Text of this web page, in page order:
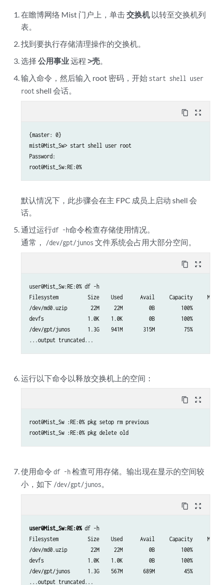
在瞻博网络 Mist 门户上，单击交换机以转至交换机列
表。
找到要执行存储清理操作的交换机。
选择公用事业远程>壳。
输入命令，然后输入 root 密码，开始 start shell user
rootshell 会话。
content_copy zoom_out_map
{master: 0}
mist@Mist_Sw> start shell user root
Password:
root@Mist_Sw:RE:0%
默认情况下，此步骤会在主 FPC 成员上启动 shell 会
话。
通过运行df -h命令检查存储使用情况。
通常， /dev/gpt/junos文件系统会占用大部分空间。
content_copy zoom_out_map
user@Mist_Sw:RE:0% df -h
Filesystem          Size    Used      Avail     Capacity
/dev/md0.uzip        22M     22M         0B         100%
devfs               1.0K    1.0K         0B         100%        /
/dev/gpt/junos      1.3G    941M       315M          75%        /
...output truncated...
运行以下命令以释放交换机上的空间：
content_copy zoom_out_map
root@Mist_Sw :RE:0% pkg setop rm previous
root@Mist_Sw :RE:0% pkg delete old
使用命令df -h检查可用存储。输出现在显示的空间较
小，如下 /dev/gpt/junos
content_copy zoom_out_map
user@Mist_Sw:RE:0% df -h
Filesystem          Size    Used      Avail     Capacity
/dev/md0.uzip        22M     22M         0B         100%
devfs               1.0K    1.0K         0B         100%        /
/dev/gpt/junos      1.3G    567M       689M          45%        /
...output truncated...